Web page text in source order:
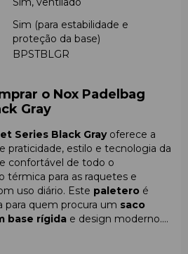
Sim (para estabilidade e
proteção da base)
BPSTBLGR
o Nox Padelbag
Gray
Series Black Grayoferece a
praticidade, estilo e tecnologia da
térmica para as raquetes e
durabilidade mesmo com uso diário. Este paletero é
para quem procura um saco
base rígida e design moderno.
de